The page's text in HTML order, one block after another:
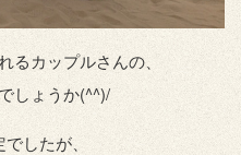
るカップルさんの、
しょうか(^^)/
したが、